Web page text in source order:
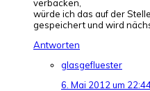
verbacken,
würde ich das auf der
gespeichert und wird
Antworten
glasgefluester
6. Mai 2012 um